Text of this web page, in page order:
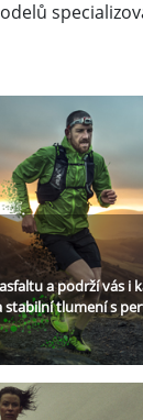
a podrží vás
tlumení s